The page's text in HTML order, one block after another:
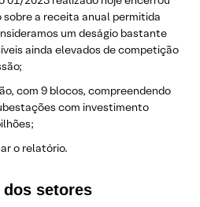
sobre a receita anual permitida
um deságio bastante
ainda elevados de competição
com 9 blocos, compreendendo
com investimento
o relatório.
setores